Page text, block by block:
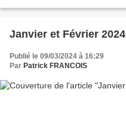
Janvier et Février 2024
Publié le 09/03/2024 à 16:29
Par Patrick FRANCOIS